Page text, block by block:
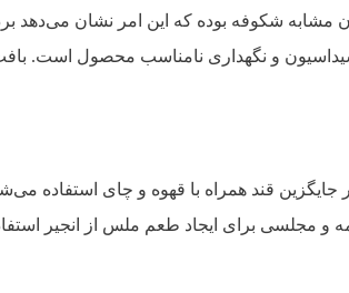
مشابه شکوفه بوده که این امر نشان
اکسیداسیون و نگهداری نامناسب محصول
مجلسی برای ایجاد طعم ملس از انجیر